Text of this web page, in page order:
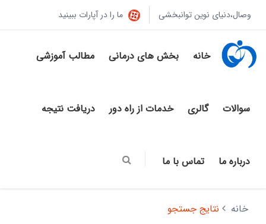
وصال،دنیای نوین توانبخشی ما را در آپارات ببینید
خانه بخش های درمانی مطالب آموزشی
سوالات گالری خدمات از راه دور دریافت نتیجه
درباره ما تماس با ما
خانه نتایج جستجو